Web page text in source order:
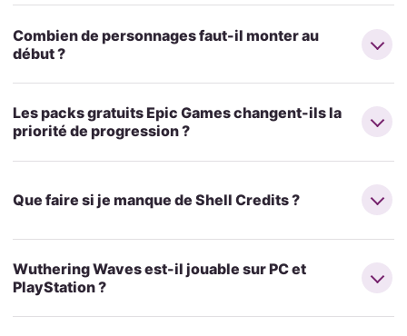
Combien de personnages faut-il monter au
début ?
Les packs gratuits Epic Games changent-ils la
priorité de progression ?
Que faire si je manque de Shell Credits ?
Wuthering Waves est-il jouable sur PC et
PlayStation ?